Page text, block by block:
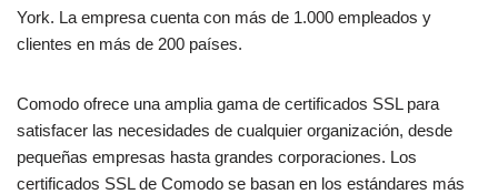
York. La empresa cuenta con más de 1.000 empleados y
clientes en más de 200 países.
Comodo ofrece una amplia gama de certificados SSL para
satisfacer las necesidades de cualquier organización, desde
pequeñas empresas hasta grandes corporaciones. Los
certificados SSL de Comodo se basan en los estándares más